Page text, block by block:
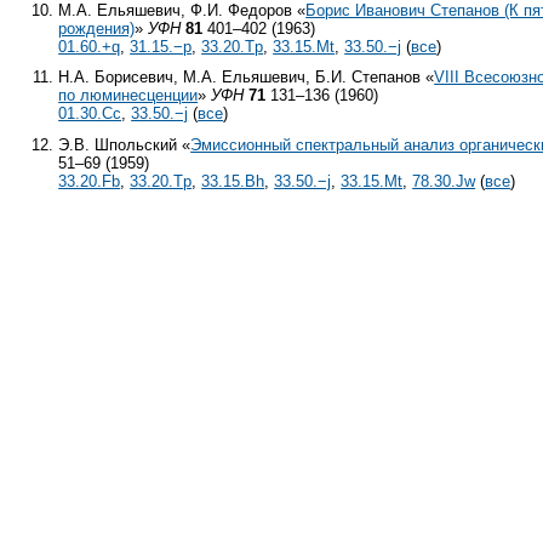
М.А. Ельяшевич, Ф.И. Федоров «Борис Иванович Степанов (К
рождения)»УФН 81 401–402 (1963)
01.60.+q,31.15.−p,33.20.Tp,33.15.Mt,33.50.−j (все)
Н.А. Борисевич, М.А. Ельяшевич, Б.И. Степанов «VIII
по люминесценции»УФН 71 131–136 (1960)
01.30.Cc,33.50.−j (все)
Э.В. Шпольский «Эмиссионный спектральный анализ
51–69 (1959)
33.20.Fb ,33.20.Tp ,33.15.Bh ,33.50.−j ,33.15.Mt ,78.30.Jw(все)